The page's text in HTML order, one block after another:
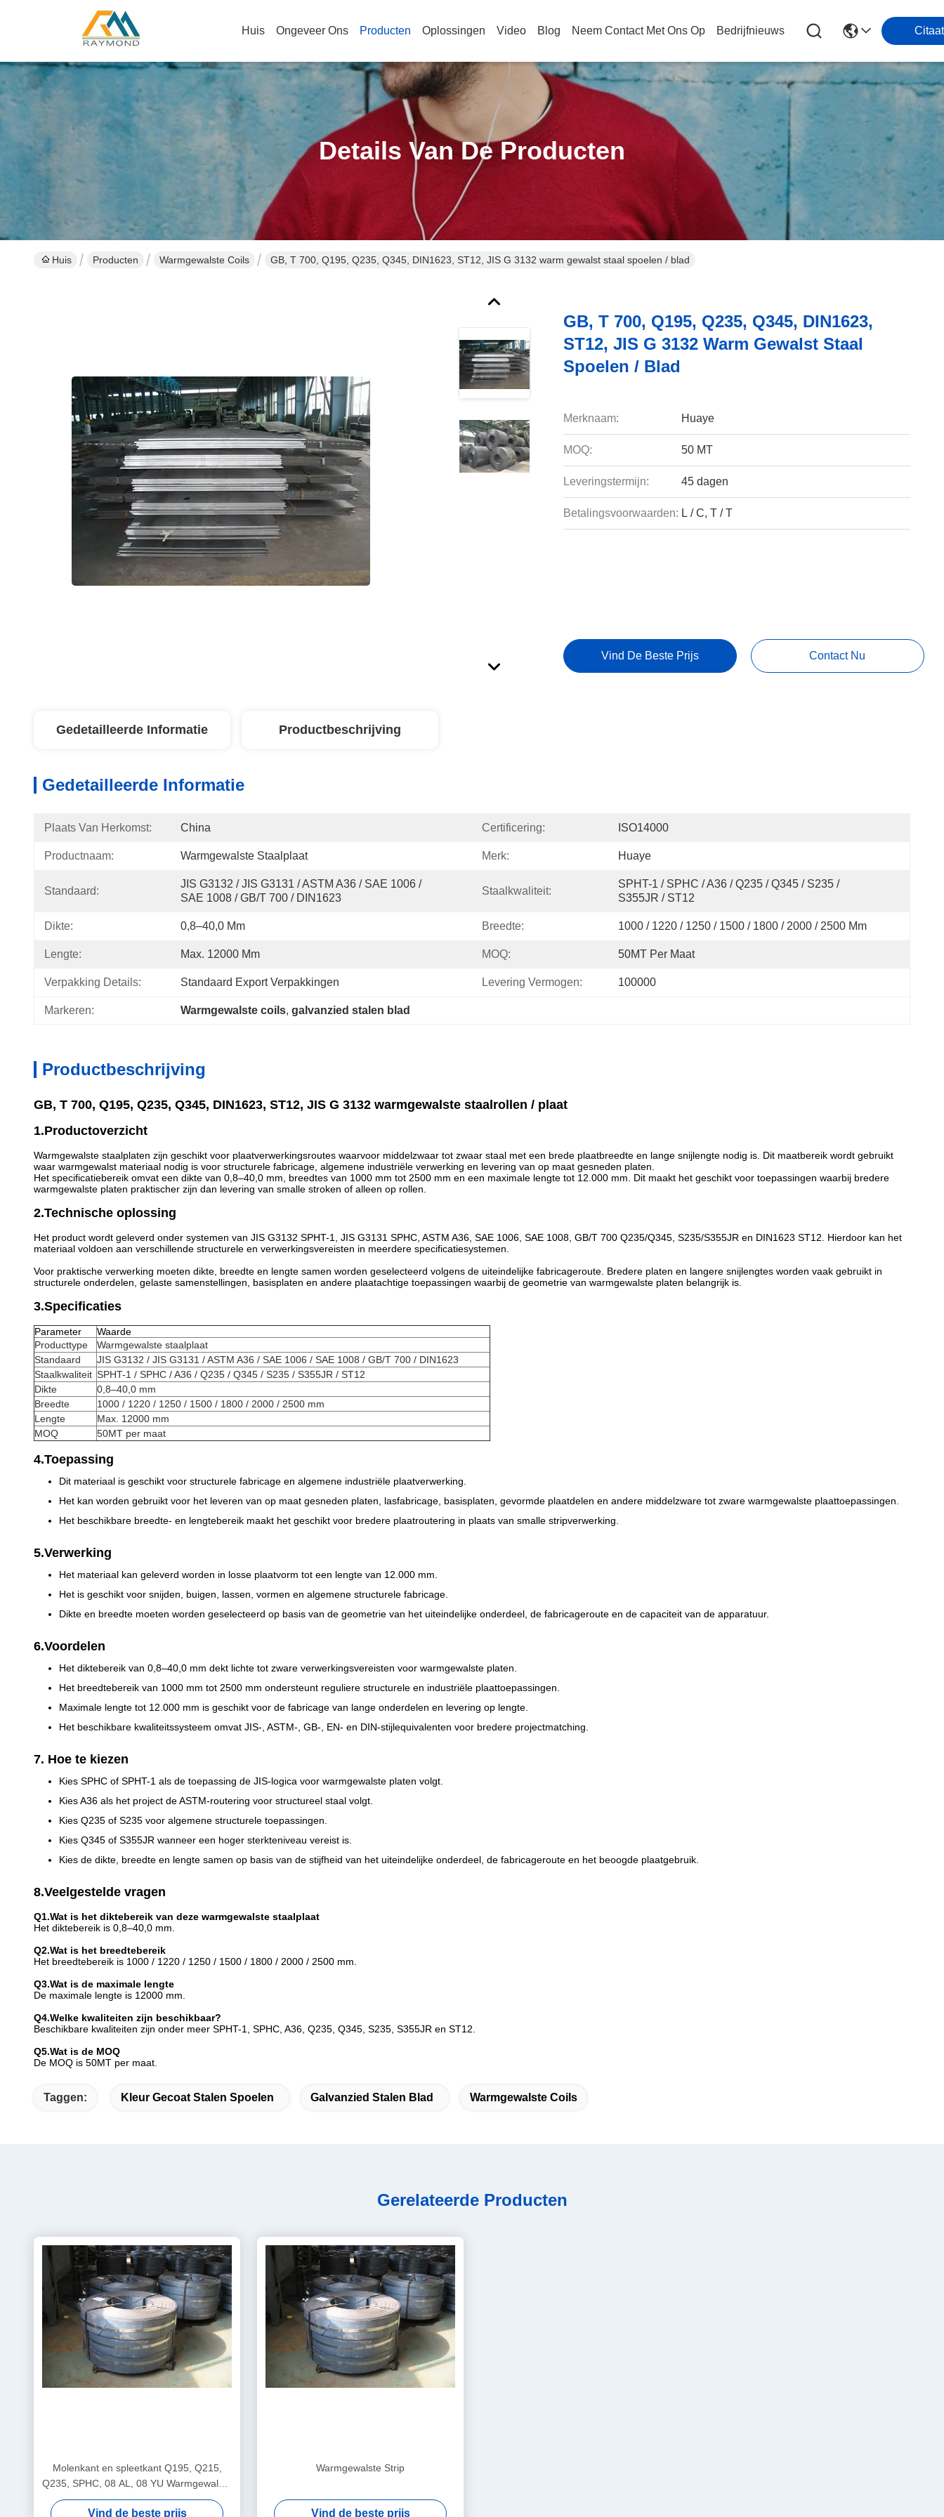
Huis Ongeveer Ons Producten Oplossingen Video Blog Neem Contact Met Ons Op Bedrijfnieuws Citaat
Details Van De Producten
Huis Producten Warmgewalste Coils GB, T 700, Q195, Q235, Q345, DIN1623, ST12, JIS G 3132 warm gewalst staal spoelen / blad
GB, T 700, Q195, Q235, Q345, DIN1623,
ST12, JIS G 3132 Warm Gewalst Staal
Spoelen / Blad
Merknaam: Huaye
MOQ: 50 MT
Leveringstermijn: 45 dagen
Betalingsvoorwaarden: L / C, T / T
Vind De Beste Prijs Contact Nu
Gedetailleerde Informatie Productbeschrijving
Gedetailleerde Informatie
Plaats Van Herkomst: China Certificering: ISO14000
Productnaam: Warmgewalste Staalplaat Merk: Huaye
Standaard:
JIS G3132 / JIS G3131 / ASTM A36 / SAE 1006 /
SAE 1008 / GB/T 700 / DIN1623
Staalkwaliteit:
SPHT-1 / SPHC / A36 / Q235 / Q345 / S235 /
S355JR / ST12
Dikte: 0,8–40,0 Mm Breedte: 1000 / 1220 / 1250 / 1500 / 1800 / 2000 / 2500 Mm
Lengte: Max. 12000 Mm MOQ: 50MT Per Maat
Verpakking Details: Standaard Export Verpakkingen Levering Vermogen: 100000
Markeren: Warmgewalste coils, galvanzied stalen blad
Productbeschrijving
GB, T 700, Q195, Q235, Q345, DIN1623, ST12, JIS G 3132 warmgewalste staalrollen / plaat
1.Productoverzicht
Warmgewalste staalplaten zijn geschikt voor plaatverwerkingsroutes waarvoor middelzwaar tot zwaar staal met een brede plaatbreedte en lange snijlengte nodig is. Dit maatbereik wordt gebruikt
waar warmgewalst materiaal nodig is voor structurele fabricage, algemene industriële verwerking en levering van op maat gesneden platen.
Het specificatiebereik omvat een dikte van 0,8–40,0 mm, breedtes van 1000 mm tot 2500 mm en een maximale lengte tot 12.000 mm. Dit maakt het geschikt voor toepassingen waarbij bredere
warmgewalste platen praktischer zijn dan levering van smalle stroken of alleen op rollen.
2.Technische oplossing
Het product wordt geleverd onder systemen van JIS G3132 SPHT-1, JIS G3131 SPHC, ASTM A36, SAE 1006, SAE 1008, GB/T 700 Q235/Q345, S235/S355JR en DIN1623 ST12. Hierdoor kan het
materiaal voldoen aan verschillende structurele en verwerkingsvereisten in meerdere specificatiesystemen.
Voor praktische verwerking moeten dikte, breedte en lengte samen worden geselecteerd volgens de uiteindelijke fabricageroute. Bredere platen en langere snijlengtes worden vaak gebruikt in
structurele onderdelen, gelaste samenstellingen, basisplaten en andere plaatachtige toepassingen waarbij de geometrie van warmgewalste platen belangrijk is.
3.Specificaties
Parameter
Waarde
Producttype
Warmgewalste staalplaat
Standaard
JIS G3132 / JIS G3131 / ASTM A36 / SAE 1006 / SAE 1008 / GB/T 700 / DIN1623
Staalkwaliteit SPHT-1 / SPHC / A36 / Q235 / Q345 / S235 / S355JR / ST12
Dikte
0,8–40,0 mm
Breedte
1000 / 1220 / 1250 / 1500 / 1800 / 2000 / 2500 mm
Lengte
Max. 12000 mm
MOQ
50MT per maat
4.Toepassing
Dit materiaal is geschikt voor structurele fabricage en algemene industriële plaatverwerking.
Het kan worden gebruikt voor het leveren van op maat gesneden platen, lasfabricage, basisplaten, gevormde plaatdelen en andere middelzware tot zware warmgewalste plaattoepassingen.
Het beschikbare breedte- en lengtebereik maakt het geschikt voor bredere plaatroutering in plaats van smalle stripverwerking.
5.Verwerking
Het materiaal kan geleverd worden in losse plaatvorm tot een lengte van 12.000 mm.
Het is geschikt voor snijden, buigen, lassen, vormen en algemene structurele fabricage.
Dikte en breedte moeten worden geselecteerd op basis van de geometrie van het uiteindelijke onderdeel, de fabricageroute en de capaciteit van de apparatuur.
6.Voordelen
Het diktebereik van 0,8–40,0 mm dekt lichte tot zware verwerkingsvereisten voor warmgewalste platen.
Het breedtebereik van 1000 mm tot 2500 mm ondersteunt reguliere structurele en industriële plaattoepassingen.
Maximale lengte tot 12.000 mm is geschikt voor de fabricage van lange onderdelen en levering op lengte.
Het beschikbare kwaliteitssysteem omvat JIS-, ASTM-, GB-, EN- en DIN-stijlequivalenten voor bredere projectmatching.
7. Hoe te kiezen
Kies SPHC of SPHT-1 als de toepassing de JIS-logica voor warmgewalste platen volgt.
Kies A36 als het project de ASTM-routering voor structureel staal volgt.
Kies Q235 of S235 voor algemene structurele toepassingen.
Kies Q345 of S355JR wanneer een hoger sterkteniveau vereist is.
Kies de dikte, breedte en lengte samen op basis van de stijfheid van het uiteindelijke onderdeel, de fabricageroute en het beoogde plaatgebruik.
8.Veelgestelde vragen
Q1.Wat is het diktebereik van deze warmgewalste staalplaat
Het diktebereik is 0,8–40,0 mm.
Q2.Wat is het breedtebereik
Het breedtebereik is 1000 / 1220 / 1250 / 1500 / 1800 / 2000 / 2500 mm.
Q3.Wat is de maximale lengte
De maximale lengte is 12000 mm.
Q4.Welke kwaliteiten zijn beschikbaar?
Beschikbare kwaliteiten zijn onder meer SPHT-1, SPHC, A36, Q235, Q345, S235, S355JR en ST12.
Q5.Wat is de MOQ
De MOQ is 50MT per maat.
Taggen: Kleur Gecoat Stalen Spoelen Galvanzied Stalen Blad Warmgewalste Coils
Gerelateerde Producten
Molenkant en spleetkant Q195, Q215,
Q235, SPHC, 08 AL, 08 YU Warmgewalste
staalstroken / -stroken
Vind de beste prijs
Warmgewalste Strip
Vind de beste prijs